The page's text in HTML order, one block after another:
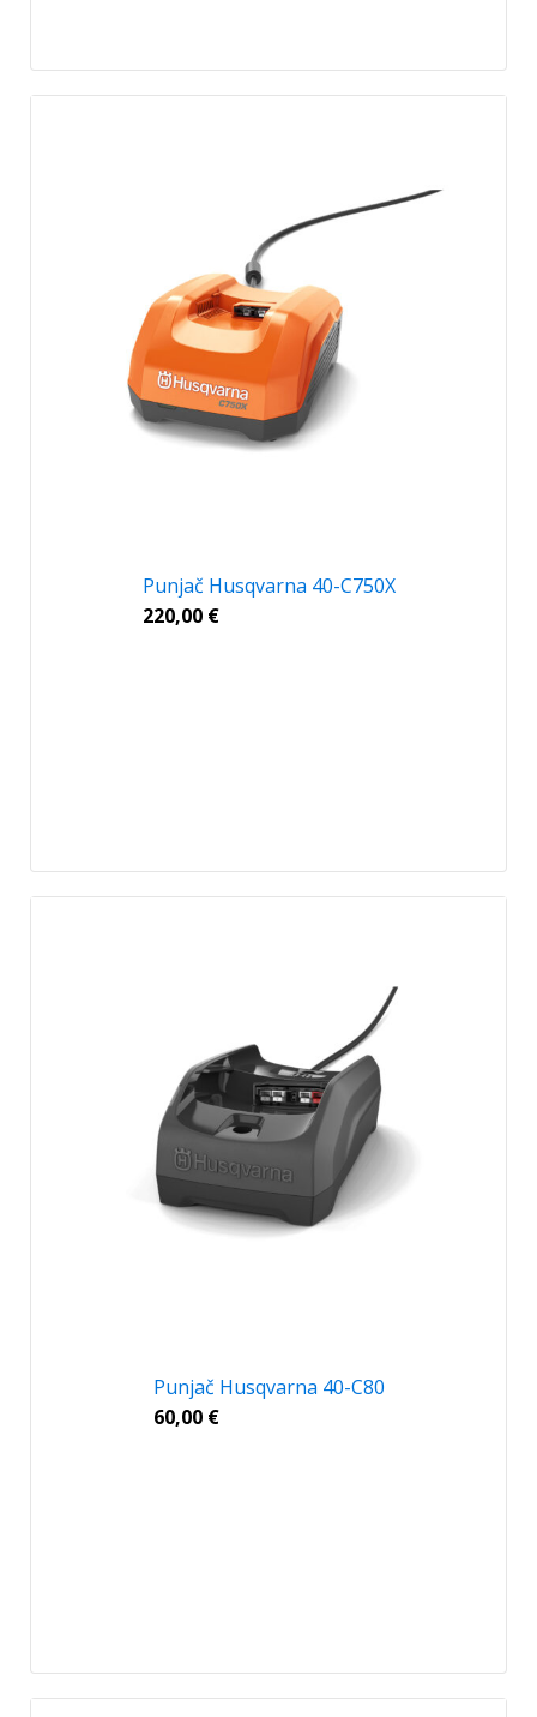
Punjač Husqvarna 40-C750X
220,00 €
Punjač Husqvarna 40-C80
60,00 €